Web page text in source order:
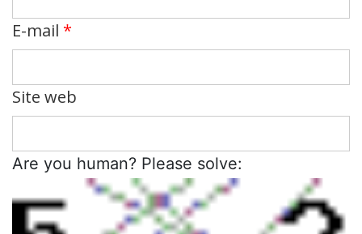
E-mail *
Site web
Are you human? Please solve: